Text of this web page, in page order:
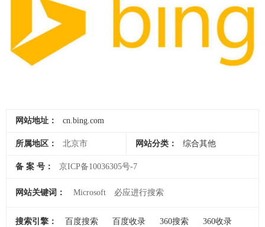
网站地址： cn.bing.com
所属地区： 北京市 网站分类： 综合其他
备 案 号： 京ICP备10036305号-7
网站关键词： Microsoft 必应进行搜索
搜索引擎： 百度搜索 百度收录 360搜索
360收录